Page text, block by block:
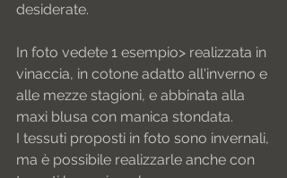
desiderate.
In foto vedete 1 esempio> realizzata in
vinaccia, in cotone adatto all'inverno e
alle mezze stagioni, e abbinata alla
maxi blusa con manica stondata.
I tessuti proposti in foto sono invernali,
ma è possibile realizzarle anche con